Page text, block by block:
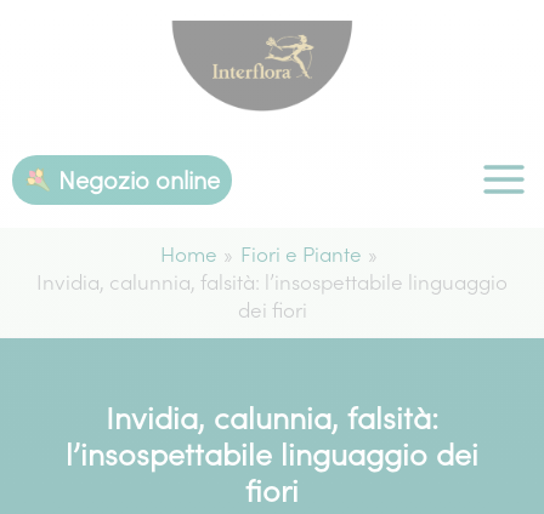
Negozio online
Home
Fiori e Piante
Invidia, calunnia, falsità: l’insospettabile linguaggio
dei fiori
Invidia, calunnia, falsità:
l’insospettabile linguaggio dei
fiori